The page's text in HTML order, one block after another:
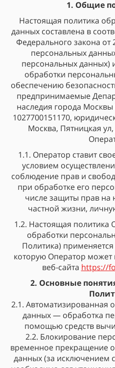
1. Общие
Настоящая политика
данных составлена в
Федерального закона
персональных
персональных данных)
обработки
обеспечению
предпринимаемые
наследия города
1027700151170,
Москва, Пятницкая
1.1. Оператор ставит
условием
соблюдение прав и
при обработке его
числе защиты прав на
частной жизни,
1.2. Настоящая
обработки
Политика)
которую Оператор может
веб-сайта https://
2. Основные
2.1. Автоматизированная
данных — обработка
помощью средств
2.2. Блокирование
временное прекращение
данных (за исключением